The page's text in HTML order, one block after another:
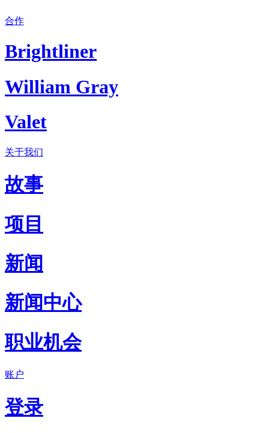
合作
Brightliner
William Gray
Valet
关于我们
故事
项目
新闻
新闻中心
职业机会
账户
登录